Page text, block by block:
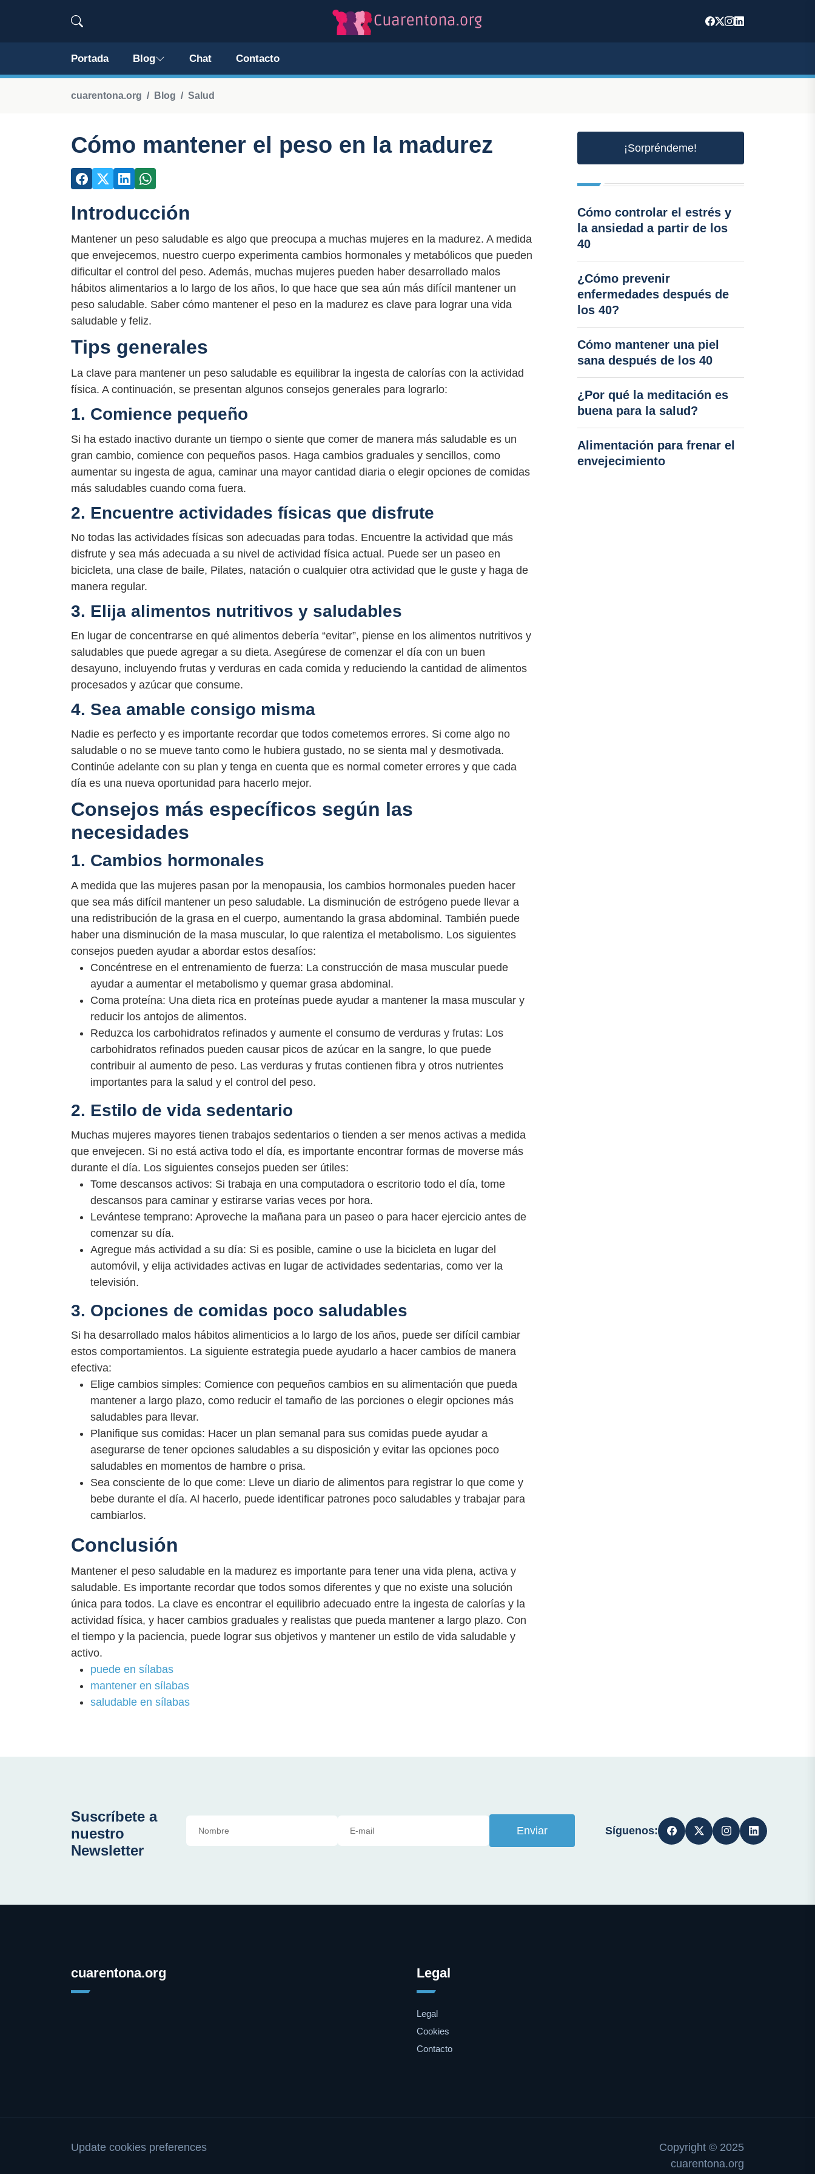
Portada Blog Chat Contacto
cuarentona.org Blog Salud
Cómo mantener el peso en la madurez
Introducción
Mantener un peso saludable es algo que preocupa a muchas mujeres en la madurez. A medida
que envejecemos, nuestro cuerpo experimenta cambios hormonales y metabólicos que pueden
dificultar el control del peso. Además, muchas mujeres pueden haber desarrollado malos
hábitos alimentarios a lo largo de los años, lo que hace que sea aún más difícil mantener un
peso saludable. Saber cómo mantener el peso en la madurez es clave para lograr una vida
saludable y feliz.
Tips generales
La clave para mantener un peso saludable es equilibrar la ingesta de calorías con la actividad
física. A continuación, se presentan algunos consejos generales para lograrlo:
1. Comience pequeño
Si ha estado inactivo durante un tiempo o siente que comer de manera más saludable es un
gran cambio, comience con pequeños pasos. Haga cambios graduales y sencillos, como
aumentar su ingesta de agua, caminar una mayor cantidad diaria o elegir opciones de comidas
más saludables cuando coma fuera.
2. Encuentre actividades físicas que disfrute
No todas las actividades físicas son adecuadas para todas. Encuentre la actividad que más
disfrute y sea más adecuada a su nivel de actividad física actual. Puede ser un paseo en
bicicleta, una clase de baile, Pilates, natación o cualquier otra actividad que le guste y haga de
manera regular.
3. Elija alimentos nutritivos y saludables
En lugar de concentrarse en qué alimentos debería “evitar”, piense en los alimentos nutritivos y
saludables que puede agregar a su dieta. Asegúrese de comenzar el día con un buen
desayuno, incluyendo frutas y verduras en cada comida y reduciendo la cantidad de alimentos
procesados y azúcar que consume.
4. Sea amable consigo misma
Nadie es perfecto y es importante recordar que todos cometemos errores. Si come algo no
saludable o no se mueve tanto como le hubiera gustado, no se sienta mal y desmotivada.
Continúe adelante con su plan y tenga en cuenta que es normal cometer errores y que cada
día es una nueva oportunidad para hacerlo mejor.
Consejos más específicos según las
necesidades
1. Cambios hormonales
A medida que las mujeres pasan por la menopausia, los cambios hormonales pueden hacer
que sea más difícil mantener un peso saludable. La disminución de estrógeno puede llevar a
una redistribución de la grasa en el cuerpo, aumentando la grasa abdominal. También puede
haber una disminución de la masa muscular, lo que ralentiza el metabolismo. Los siguientes
consejos pueden ayudar a abordar estos desafíos:
Concéntrese en el entrenamiento de fuerza: La construcción de masa muscular puede
ayudar a aumentar el metabolismo y quemar grasa abdominal.
Coma proteína: Una dieta rica en proteínas puede ayudar a mantener la masa muscular y
reducir los antojos de alimentos.
Reduzca los carbohidratos refinados y aumente el consumo de verduras y frutas: Los
carbohidratos refinados pueden causar picos de azúcar en la sangre, lo que puede
contribuir al aumento de peso. Las verduras y frutas contienen fibra y otros nutrientes
importantes para la salud y el control del peso.
2. Estilo de vida sedentario
Muchas mujeres mayores tienen trabajos sedentarios o tienden a ser menos activas a medida
que envejecen. Si no está activa todo el día, es importante encontrar formas de moverse más
durante el día. Los siguientes consejos pueden ser útiles:
Tome descansos activos: Si trabaja en una computadora o escritorio todo el día, tome
descansos para caminar y estirarse varias veces por hora.
Levántese temprano: Aproveche la mañana para un paseo o para hacer ejercicio antes de
comenzar su día.
Agregue más actividad a su día: Si es posible, camine o use la bicicleta en lugar del
automóvil, y elija actividades activas en lugar de actividades sedentarias, como ver la
televisión.
3. Opciones de comidas poco saludables
Si ha desarrollado malos hábitos alimenticios a lo largo de los años, puede ser difícil cambiar
estos comportamientos. La siguiente estrategia puede ayudarlo a hacer cambios de manera
efectiva:
Elige cambios simples: Comience con pequeños cambios en su alimentación que pueda
mantener a largo plazo, como reducir el tamaño de las porciones o elegir opciones más
saludables para llevar.
Planifique sus comidas: Hacer un plan semanal para sus comidas puede ayudar a
asegurarse de tener opciones saludables a su disposición y evitar las opciones poco
saludables en momentos de hambre o prisa.
Sea consciente de lo que come: Lleve un diario de alimentos para registrar lo que come y
bebe durante el día. Al hacerlo, puede identificar patrones poco saludables y trabajar para
cambiarlos.
Conclusión
Mantener el peso saludable en la madurez es importante para tener una vida plena, activa y
saludable. Es importante recordar que todos somos diferentes y que no existe una solución
única para todos. La clave es encontrar el equilibrio adecuado entre la ingesta de calorías y la
actividad física, y hacer cambios graduales y realistas que pueda mantener a largo plazo. Con
el tiempo y la paciencia, puede lograr sus objetivos y mantener un estilo de vida saludable y
activo.
puede en sílabas
mantener en sílabas
saludable en sílabas
¡Sorpréndeme!
Cómo controlar el estrés y
la ansiedad a partir de los
40
¿Cómo prevenir
enfermedades después de
los 40?
Cómo mantener una piel
sana después de los 40
¿Por qué la meditación es
buena para la salud?
Alimentación para frenar el
envejecimiento
Suscríbete a
nuestro
Newsletter
Enviar Síguenos:
cuarentona.org Legal
Legal
Cookies
Contacto
Update cookies preferences
Copyright © 2025
cuarentona.org